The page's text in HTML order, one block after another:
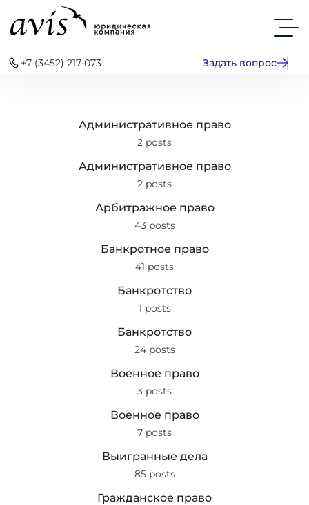
+7 (3452) 217-073 Задать вопрос
Административное право
2 posts
Административное право
2 posts
Арбитражное право
43 posts
Банкротное право
41 posts
Банкротство
1 posts
Банкротство
24 posts
Военное право
3 posts
Военное право
7 posts
Выигранные дела
85 posts
Гражданское право